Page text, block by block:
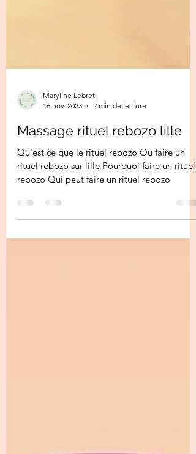
Maryline Lebret
16 nov. 2023
Massage rituel rebozo lille
Qu'est ce que le rituel rebozo Ou faire un
rituel rebozo sur lille Pourquoi faire un rituel